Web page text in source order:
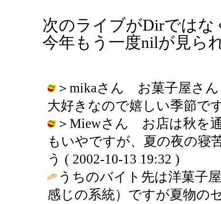
次のライブがDirでは
今年もう一度nilが見ら
＞mikaさん お菓子屋さん
大好きなので嬉しい季節で
＞Miewさん お店は秋を
もいやですが、夏の夜の寝
う ( 2002-10-13 19:32 )
うちのバイト先は洋菓子
感じの系統）ですが夏物の